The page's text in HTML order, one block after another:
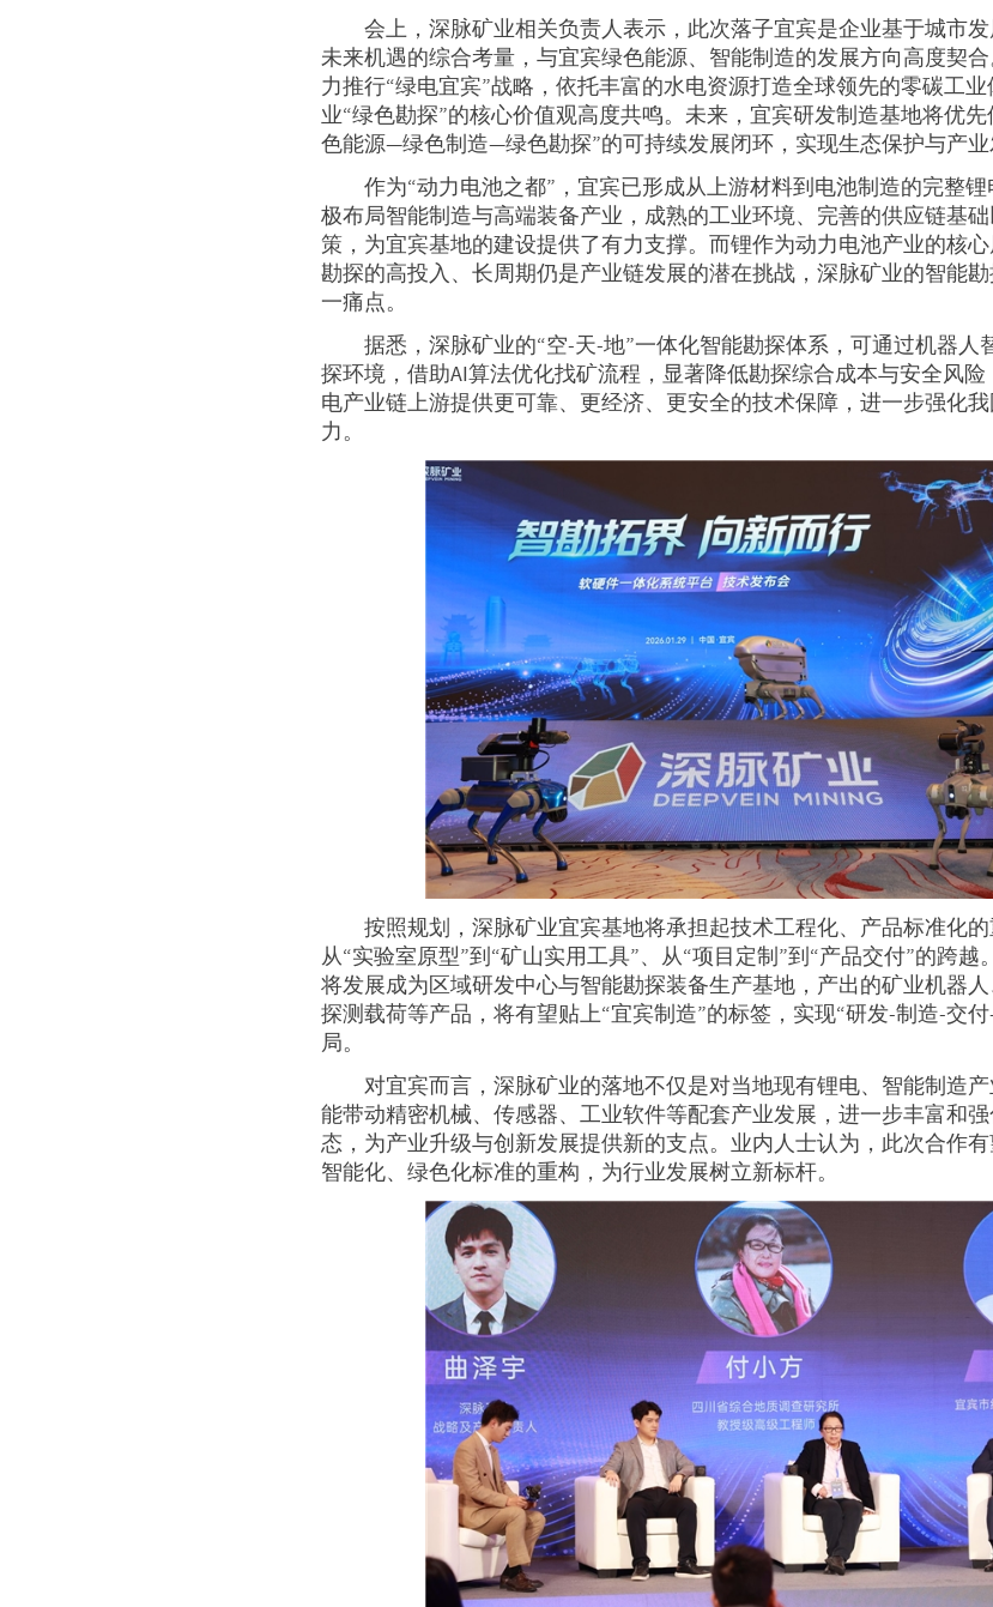
会上，深脉矿业相关负责人表示，此次落子宜宾是企业基于城市
未来机遇的综合考量，与宜宾绿色能源、智能制造的发展方向高度契
力推行“绿电宜宾”战略，依托丰富的水电资源打造全球领先的零碳工
业“绿色勘探”的核心价值观高度共鸣。未来，宜宾研发制造基地将优
色能源—绿色制造—绿色勘探”的可持续发展闭环，实现生态保护与产业
作为“动力电池之都”，宜宾已形成从上游材料到电池制造的完整
极布局智能制造与高端装备产业，成熟的工业环境、完善的供应链基
策，为宜宾基地的建设提供了有力支撑。而锂作为动力电池产业的核
勘探的高投入、长周期仍是产业链发展的潜在挑战，深脉矿业的智能
一痛点。
据悉，深脉矿业的“空-天-地”一体化智能勘探体系，可通过机器人
探环境，借助AI算法优化找矿流程，显著降低勘探综合成本与安全风
电产业链上游提供更可靠、更经济、更安全的技术保障，进一步强化
力。
按照规划，深脉矿业宜宾基地将承担起技术工程化、产品标准化
从“实验室原型”到“矿山实用工具”、从“项目定制”到“产品交付”的跨越
将发展成为区域研发中心与智能勘探装备生产基地，产出的矿业机器
探测载荷等产品，将有望贴上“宜宾制造”的标签，实现“研发-制造-交
局。
对宜宾而言，深脉矿业的落地不仅是对当地现有锂电、智能制造
能带动精密机械、传感器、工业软件等配套产业发展，进一步丰富和
态，为产业升级与创新发展提供新的支点。业内人士认为，此次合作
智能化、绿色化标准的重构，为行业发展树立新标杆。